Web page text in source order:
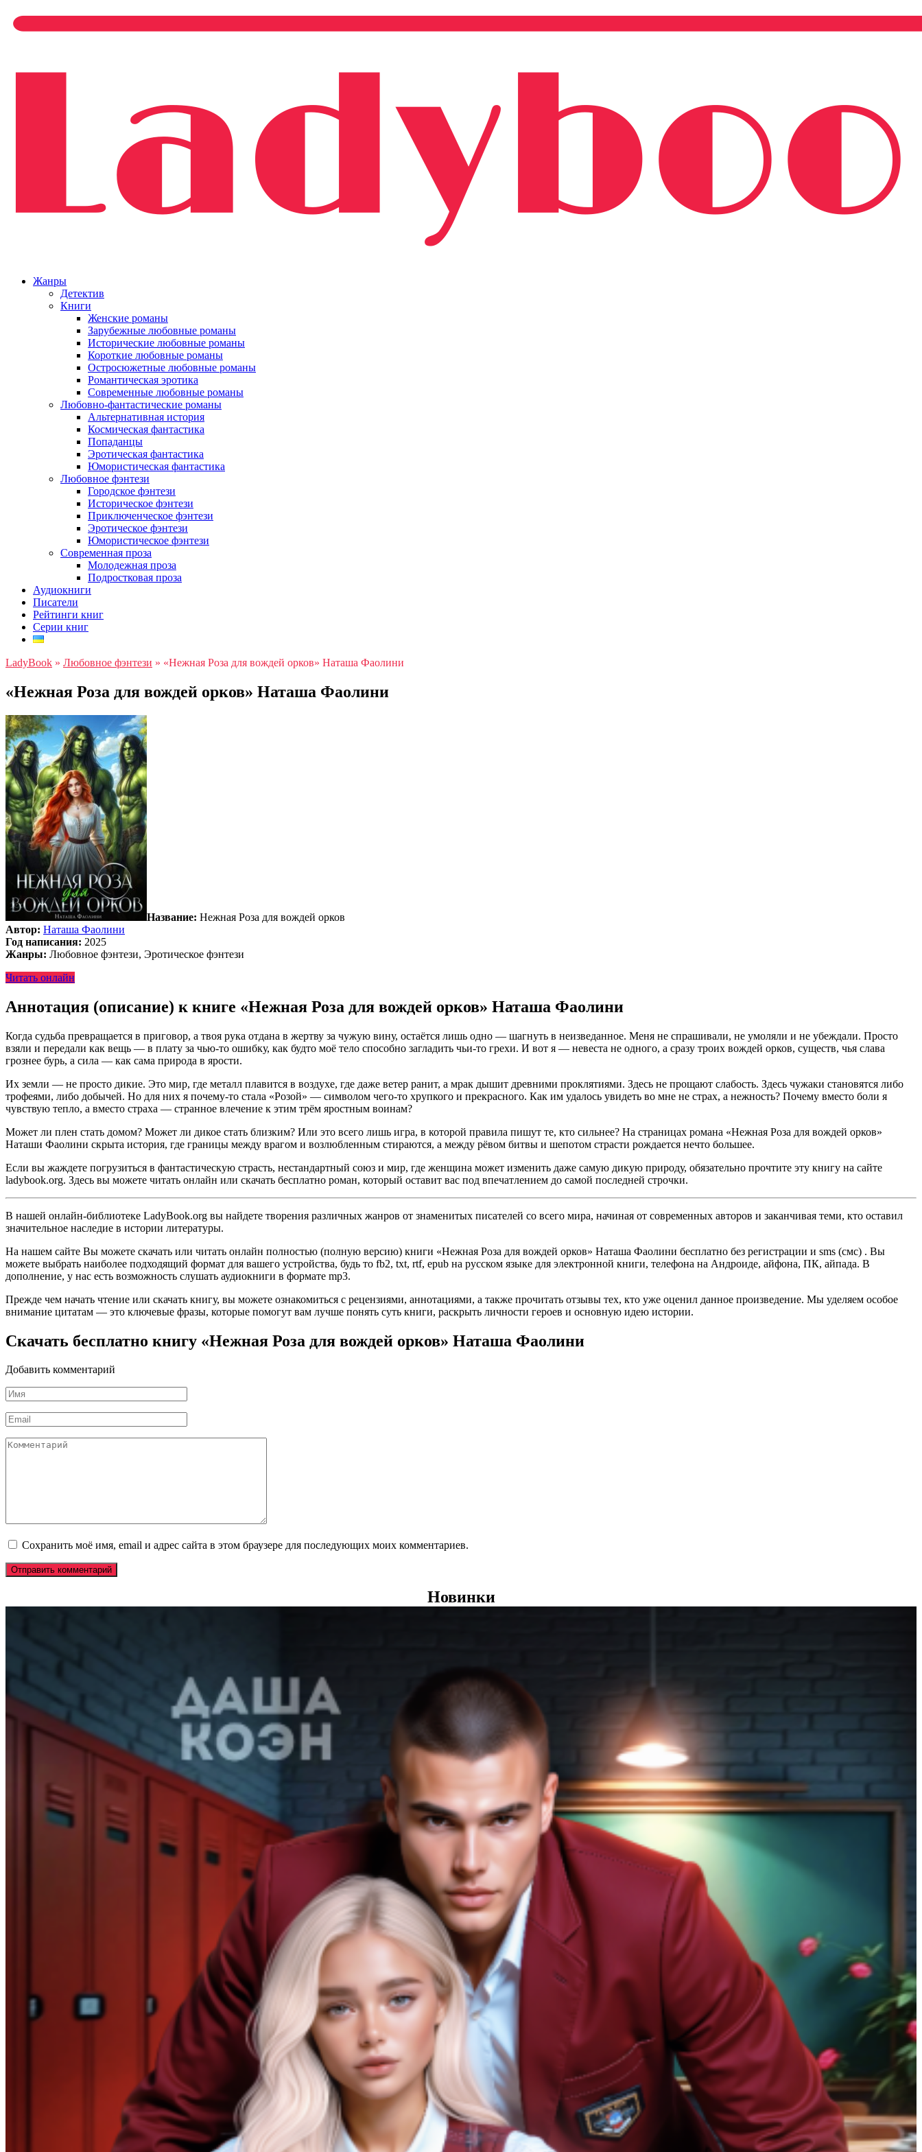
Жанры
Детектив
Книги
Женские романы
Зарубежные любовные романы
Исторические любовные романы
Короткие любовные романы
Остросюжетные любовные романы
Романтическая эротика
Современные любовные романы
Любовно-фантастические романы
Альтернативная история
Космическая фантастика
Попаданцы
Эротическая фантастика
Юмористическая фантастика
Любовное фэнтези
Городское фэнтези
Историческое фэнтези
Приключенческое фэнтези
Эротическое фэнтези
Юмористическое фэнтези
Современная проза
Молодежная проза
Подростковая проза
Аудиокниги
Писатели
Рейтинги книг
Серии книг
LadyBook » Любовное фэнтези » «Нежная Роза для вождей орков» Наташа Фаолини
«Нежная Роза для вождей орков» Наташа Фаолини
Название: Нежная Роза для вождей орков
Автор: Наташа Фаолини
Год написания: 2025
Жанры: Любовное фэнтези, Эротическое фэнтези
Читать онлайн
Аннотация (описание) к книге «Нежная Роза для вождей орков» Наташа Фаолини
Когда судьба превращается в приговор, а твоя рука отдана в жертву за чужую вину, остаётся лишь одно — шагнуть в неизведанное. Меня не спрашивали, не умоляли и не убеждали. Просто
взяли и передали как вещь — в плату за чью-то ошибку, как будто моё тело способно загладить чьи-то грехи. И вот я — невеста не одного, а сразу троих вождей орков, существ, чья слава
грознее бурь, а сила — как сама природа в ярости.
Их земли — не просто дикие. Это мир, где металл плавится в воздухе, где даже ветер ранит, а мрак дышит древними проклятиями. Здесь не прощают слабость. Здесь чужаки становятся либо
трофеями, либо добычей. Но для них я почему-то стала «Розой» — символом чего-то хрупкого и прекрасного. Как им удалось увидеть во мне не страх, а нежность? Почему вместо боли я
чувствую тепло, а вместо страха — странное влечение к этим трём яростным воинам?
Может ли плен стать домом? Может ли дикое стать близким? Или это всего лишь игра, в которой правила пишут те, кто сильнее? На страницах романа «Нежная Роза для вождей орков»
Наташи Фаолини скрыта история, где границы между врагом и возлюбленным стираются, а между рёвом битвы и шепотом страсти рождается нечто большее.
Если вы жаждете погрузиться в фантастическую страсть, нестандартный союз и мир, где женщина может изменить даже самую дикую природу, обязательно прочтите эту книгу на сайте
ladybook.org. Здесь вы можете читать онлайн или скачать бесплатно роман, который оставит вас под впечатлением до самой последней строчки.
В нашей онлайн-библиотеке LadyBook.org вы найдете творения различных жанров от знаменитых писателей со всего мира, начиная от современных авторов и заканчивая теми, кто оставил
значительное наследие в истории литературы.
На нашем сайте Вы можете скачать или читать онлайн полностью (полную версию) книги «Нежная Роза для вождей орков» Наташа Фаолини бесплатно без регистрации и sms (смс) . Вы
можете выбрать наиболее подходящий формат для вашего устройства, будь то fb2, txt, rtf, epub на русском языке для электронной книги, телефона на Андроиде, айфона, ПК, айпада. В
дополнение, у нас есть возможность слушать аудиокниги в формате mp3.
Прежде чем начать чтение или скачать книгу, вы можете ознакомиться с рецензиями, аннотациями, а также прочитать отзывы тех, кто уже оценил данное произведение. Мы уделяем особое
внимание цитатам — это ключевые фразы, которые помогут вам лучше понять суть книги, раскрыть личности героев и основную идею истории.
Скачать бесплатно книгу «Нежная Роза для вождей орков» Наташа Фаолини
Добавить комментарий
Имя
*
Email
*
Комментарий
Сохранить моё имя, email и адрес сайта в этом браузере для последующих моих комментариев.
Новинки